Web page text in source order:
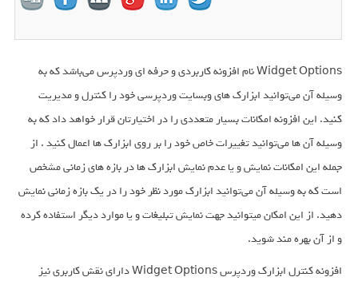
Widget Options نام افزونه کاربردی و حرفه ای وردپرس می‌باشد که به
وسیله آن می‌توانید ابزارک های وبسایت وردپرسی خود را کنترل و مدیریت
کنید. این افزونه امکانات بسیار متعددی را در اختیارتان قرار خواهد داد که به
وسیله آن ها می‌توانید تغییرات خاص خود را بر روی ابزارک ها اعمال کنید . از
جمله این امکانات نمایش و یا عدم نمایش ابزارک ها در بازه های زمانی مشخص
است که به وسیله آن می‌توانید ابزارک مورد نظر خود را در یک بازه زمانی نمایش
دهید. از این امکان میتوانید جهت نمایش تبلیغات و یا موارد دیگر استفاده کرده
و از آن بهره مند شوید.
افزونه کنترل ابزارک وردپرس Widget Options دارای نقش کاربری نیز